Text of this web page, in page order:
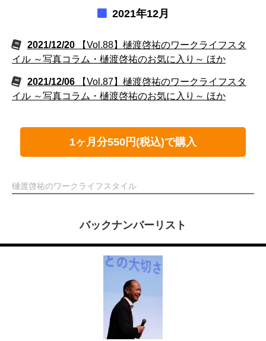
2021年12月
2021/12/20
【Vol.88】樋渡啓祐のワークライフスタ
イル ～写真コラム・樋渡啓祐のお気に入り～ ほか
2021/12/06
【Vol.87】樋渡啓祐のワークライフスタ
イル ～写真コラム・樋渡啓祐のお気に入り～ ほか
1ヶ月分550円(税込)で購入
樋渡啓祐のワークライフスタイル
バックナンバーリスト